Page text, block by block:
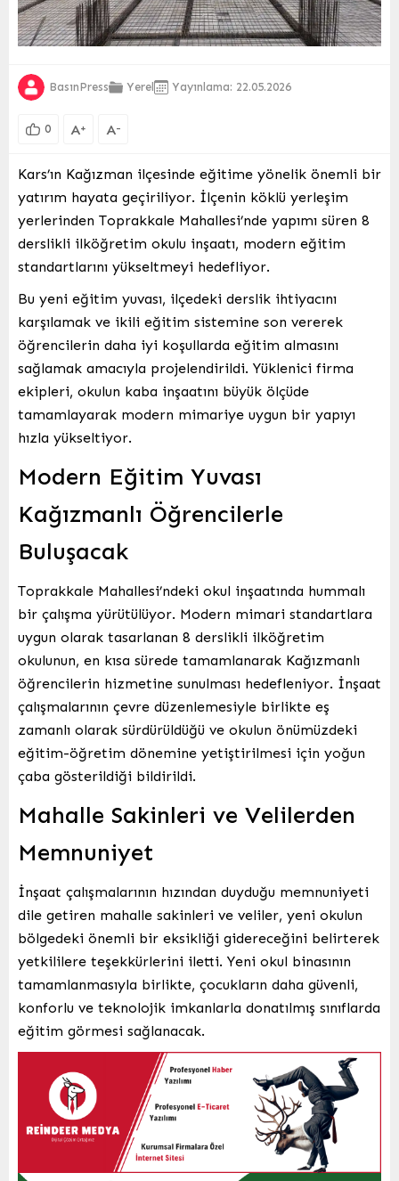
BasınPress Yerel Yayınlama: 22.05.2026
0 A+ A-
Kars’ın Kağızman ilçesinde eğitime yönelik önemli bir
yatırım hayata geçiriliyor. İlçenin köklü yerleşim
yerlerinden Toprakkale Mahallesi’nde yapımı süren 8
derslikli ilköğretim okulu inşaatı, modern eğitim
standartlarını yükseltmeyi hedefliyor.
Bu yeni eğitim yuvası, ilçedeki derslik ihtiyacını
karşılamak ve ikili eğitim sistemine son vererek
öğrencilerin daha iyi koşullarda eğitim almasını
sağlamak amacıyla projelendirildi. Yüklenici firma
ekipleri, okulun kaba inşaatını büyük ölçüde
tamamlayarak modern mimariye uygun bir yapıyı
hızla yükseltiyor.
Modern Eğitim Yuvası
Kağızmanlı Öğrencilerle
Buluşacak
Toprakkale Mahallesi’ndeki okul inşaatında hummalı
bir çalışma yürütülüyor. Modern mimari standartlara
uygun olarak tasarlanan 8 derslikli ilköğretim
okulunun, en kısa sürede tamamlanarak Kağızmanlı
öğrencilerin hizmetine sunulması hedefleniyor. İnşaat
çalışmalarının çevre düzenlemesiyle birlikte eş
zamanlı olarak sürdürüldüğü ve okulun önümüzdeki
eğitim-öğretim dönemine yetiştirilmesi için yoğun
çaba gösterildiği bildirildi.
Mahalle Sakinleri ve Velilerden
Memnuniyet
İnşaat çalışmalarının hızından duyduğu memnuniyeti
dile getiren mahalle sakinleri ve veliler, yeni okulun
bölgedeki önemli bir eksikliği gidereceğini belirterek
yetkililere teşekkürlerini iletti. Yeni okul binasının
tamamlanmasıyla birlikte, çocukların daha güvenli,
konforlu ve teknolojik imkanlarla donatılmış sınıflarda
eğitim görmesi sağlanacak.